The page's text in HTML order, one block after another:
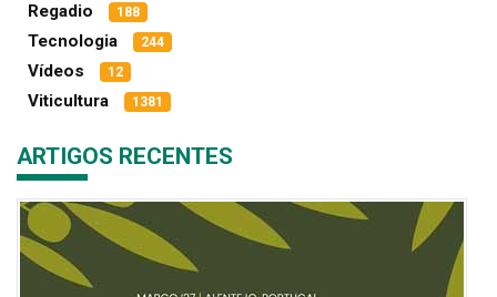
Regadio 188
Tecnologia 244
Vídeos 12
Viticultura 1381
ARTIGOS RECENTES